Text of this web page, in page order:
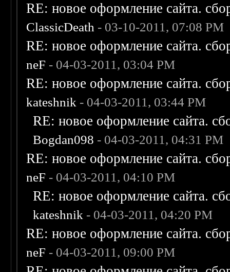
RE: новое оформление сайта.
ClassicDeath - 03-10-2011, 07:08 PM
RE: новое оформление сайта.
neF - 04-03-2011, 03:04 PM
RE: новое оформление сайта.
kateshnik - 04-03-2011, 03:44 PM
RE: новое оформление сайта.
Bogdan098 - 04-03-2011, 04:31 PM
RE: новое оформление сайта.
neF - 04-03-2011, 04:10 PM
RE: новое оформление сайта.
kateshnik - 04-03-2011, 04:20 PM
RE: новое оформление сайта.
neF - 04-03-2011, 09:00 PM